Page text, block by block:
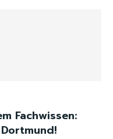
Fachwissen: